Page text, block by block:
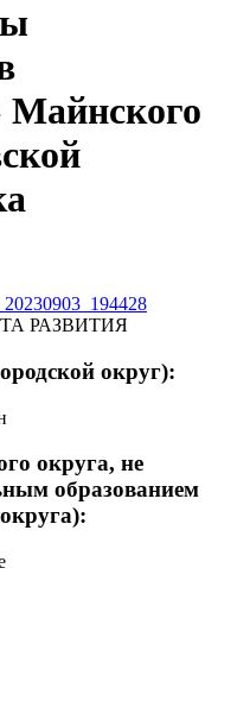
Майнского
РАЗВИТИЯ
округ):
округа, не
образованием